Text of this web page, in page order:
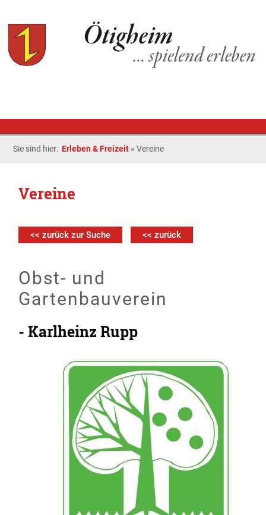
Sie sind hier: Erleben & Freizeit »Vereine
Vereine
<< zurück zur Suche << zurück
Obst- und
Gartenbauverein
- Karlheinz Rupp